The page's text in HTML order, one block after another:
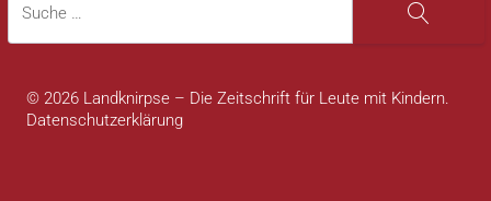
Suche
© 2026 Landknirpse – Die Zeitschrift für Leute mit Kindern.
Datenschutzerklärung